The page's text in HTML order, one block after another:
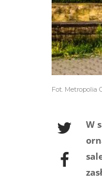
Fot. Metropolia
W